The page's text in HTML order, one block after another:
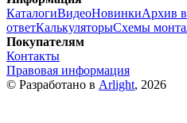
КаталогиВидеоНовинкиАрхив
ответКалькуляторыСхемы
Покупателям
Контакты
Правовая информация
© Разработано в Arlight, 2026